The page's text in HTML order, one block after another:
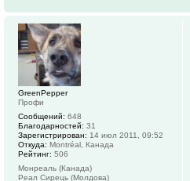
GreenPepper
Профи
Сообщений: 648
Благодарностей: 31
Зарегистрирован: 14 июл 2011, 09:52
Откуда: Montréal, Канада
Рейтинг: 506
Монреаль (Канада)
Реал Сирець (Молдова)